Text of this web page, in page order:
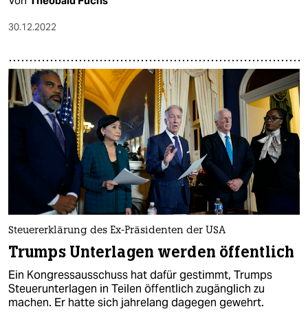
30.12.2022
Steuererklärung des Ex-Präsidenten der USA
Trumps Unterlagen werden öffentlich
Ein Kongressausschuss hat dafür gestimmt, Trumps
Steuerunterlagen in Teilen öffentlich zugänglich zu
machen. Er hatte sich jahrelang dagegen gewehrt.